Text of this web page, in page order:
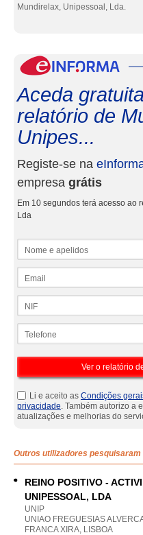
Mundirelax, Unipessoal, Lda.
Aceda
relatório de
Unipes...
Registe-se na
empresa grátis
Em 10 segundos terá acesso ao
Lda
Li e aceito as Condições
privacidade. Também autorizo a
atualizações e melhorias do
Outros utilizadores pesquisaram
REINO POSITIVO -
UNIPESSOAL, LDA
UNIP
UNIAO FREGUESIAS
FRANCA XIRA, LISBOA